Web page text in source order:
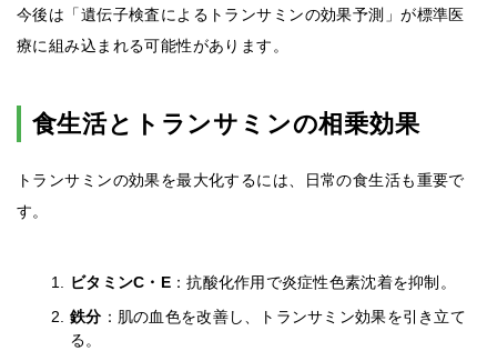
今後は「遺伝子検査によるトランサミンの効果予測」が標準医
療に組み込まれる可能性があります。
食生活とトランサミンの相乗効果
トランサミンの効果を最大化するには、日常の食生活も重要で
す。
ビタミンC・E：抗酸化作用で炎症性色素沈着を抑制。
鉄分 ：肌の血色を改善し、トランサミン効果を引き立て
る。